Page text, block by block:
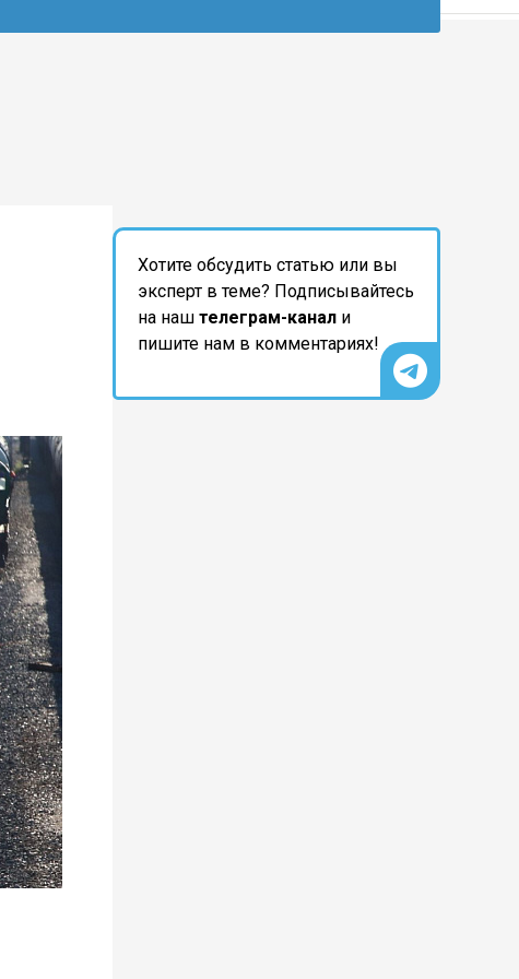
Хотите обсудить статью или вы
эксперт в теме? Подписывайтесь
на наш телеграм-канал и
пишите нам в комментариях!